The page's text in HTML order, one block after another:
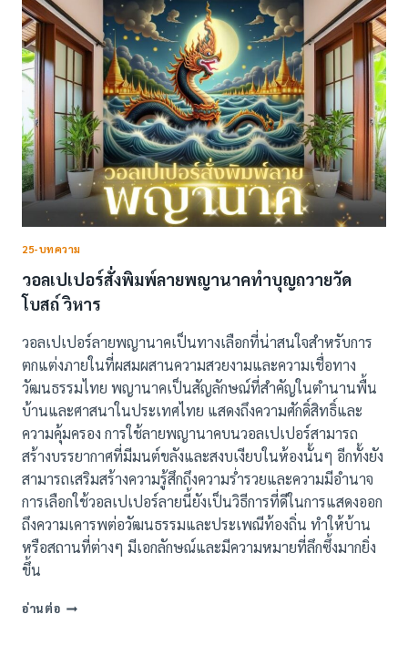
อย่าง
มือ
อาชีพ
25-บทความ
วอลเปเปอร์สั่งพิมพ์ลายพญานาคทำบุญถวายวัด
โบสถ์ วิหาร
วอลเปเปอร์ลายพญานาคเป็นทางเลือกที่น่าสนใจสำหรับการ
ตกแต่งภายในที่ผสมผสานความสวยงามและความเชื่อทาง
วัฒนธรรมไทย พญานาคเป็นสัญลักษณ์ที่สำคัญในตำนานพื้น
บ้านและศาสนาในประเทศไทย แสดงถึงความศักดิ์สิทธิ์และ
ความคุ้มครอง การใช้ลายพญานาคบนวอลเปเปอร์สามารถ
สร้างบรรยากาศที่มีมนต์ขลังและสงบเงียบในห้องนั้นๆ อีกทั้งยัง
สามารถเสริมสร้างความรู้สึกถึงความร่ำรวยและความมีอำนาจ
การเลือกใช้วอลเปเปอร์ลายนี้ยังเป็นวิธีการที่ดีในการแสดงออก
ถึงความเคารพต่อวัฒนธรรมและประเพณีท้องถิ่น ทำให้บ้าน
หรือสถานที่ต่างๆ มีเอกลักษณ์และมีความหมายที่ลึกซึ้งมากยิ่ง
ขึ้น
อ่านต่อวอลเปเปอร์